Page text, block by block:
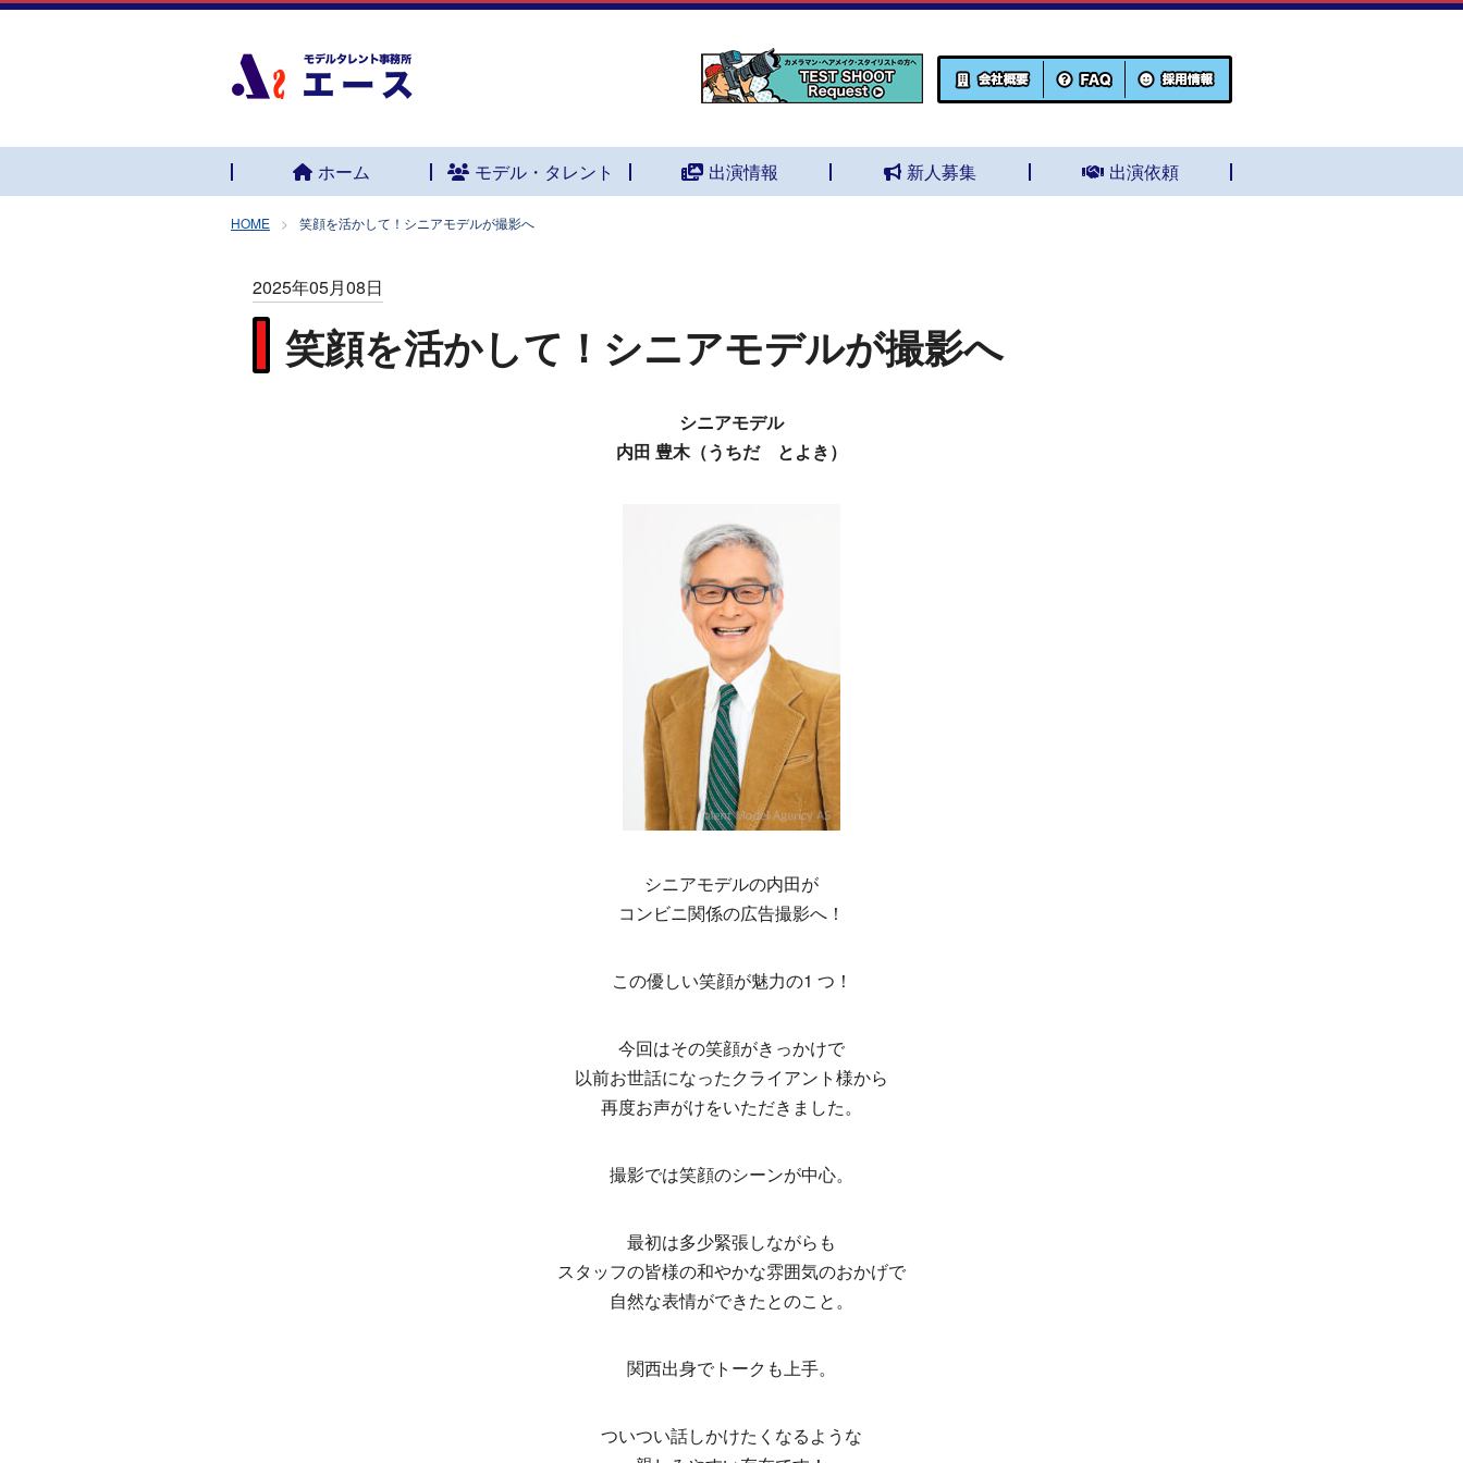
ホーム モデル・タレント 出演情報 新人募集 出演依頼
HOME 笑顔を活かして！シニアモデルが撮影へ
2025年05月08日
笑顔を活かして！シニアモデルが撮影へ
シニアモデル
内田 豊木（うちだ とよき）
シニアモデルの内田が
コンビニ関係の広告撮影へ！
この優しい笑顔が魅力の1 つ！
今回はその笑顔がきっかけで
以前お世話になったクライアント様から
再度お声がけをいただきました。
撮影では笑顔のシーンが中心。
最初は多少緊張しながらも
スタッフの皆様の和やかな雰囲気のおかげで
自然な表情ができたとのこと。
関西出身でトークも上手。
ついつい話しかけたくなるような